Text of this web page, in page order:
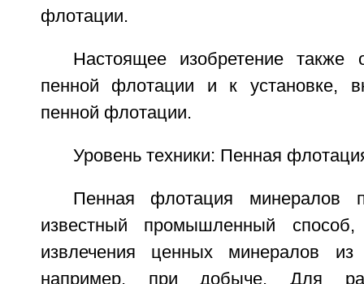
флотации.
Настоящее изобретение также
пенной флотации и к установке,
пенной флотации.
Уровень техники: Пенная
Пенная флотация минералов
известный промышленный
извлечения ценных минералов
например, при добыче. Для